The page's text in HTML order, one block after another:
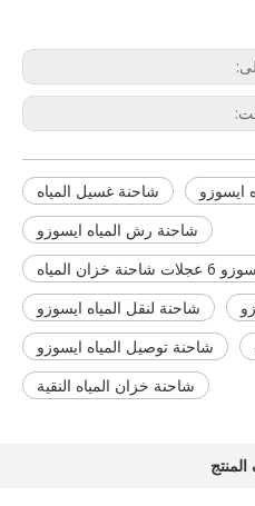
شاحنة غسيل المياه
ايسوزو
شاحنة رش المياه ايسوزو
شاحنة خزان المياه
شاحنة لنقل المياه ايسوزو
شاحنة توصيل المياه ايسوزو
شاحنة خزان المياه النقية